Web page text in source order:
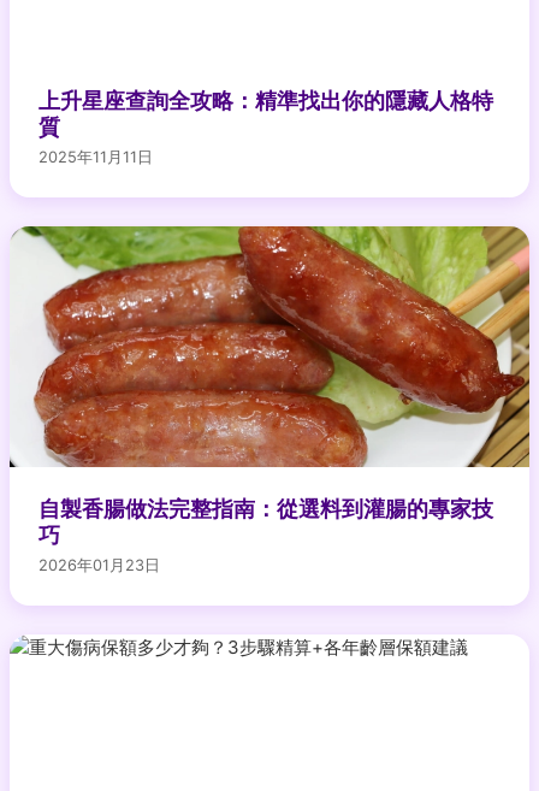
上升星座查詢全攻略：精準找出你的隱藏人格特
質
2025年11月11日
自製香腸做法完整指南：從選料到灌腸的專家技
巧
2026年01月23日